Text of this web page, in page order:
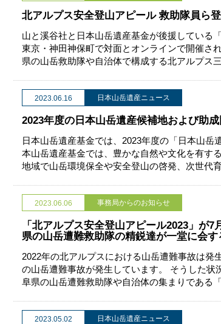
北アルプス安全登山アピール 救助隊員ら
山と溪谷社と日本山岳遺産基金が後援している
東京・神田神保町で対面とオンラインで開催さ
県の山岳救助隊や自治体で構成する北アルプス
2023.06.16 日本山岳遺産ニュース
2023年度の日本山岳遺産候補地および助
日本山岳遺産基金では、2023年度の「日本山岳
本山岳遺産基金では、豊かな自然や文化を有す
地域で山岳環境保全や安全登山の啓発、次世代
2023.06.06 事務局からのお知らせ
「北アルプス安全登山アピール2023」が
県の山岳遭難救助隊の精鋭達が一堂に会
2022年の北アルプスにおける山岳遭難事故は発
の山岳遭難事故が発生しています。 そうした
阜県の山岳遭難救助隊や自治体の集まりである
2023.05.02 日本山岳遺産ニュース